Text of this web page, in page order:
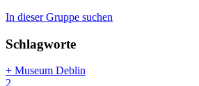
In dieser Gruppe suchen
Schlagworte
+ Museum Deblin
2